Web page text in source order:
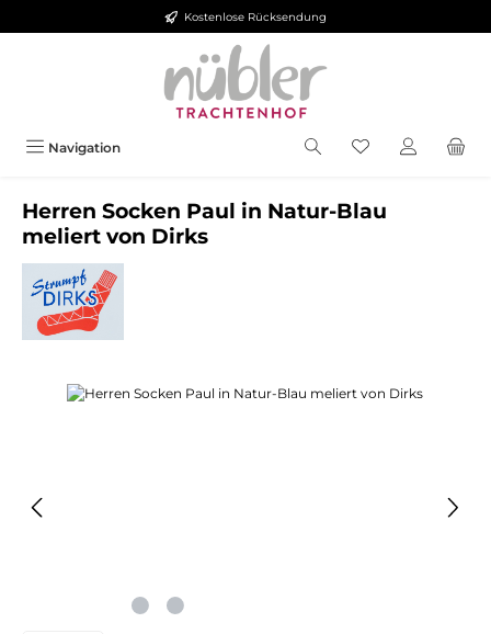
Zum Hauptinhalt springen Kostenlose Rücksendung
Navigation
Herren Socken Paul in Natur-Blau
meliert von Dirks
Bildergalerie überspringen